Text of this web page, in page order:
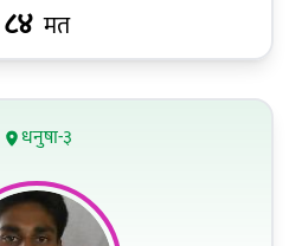
८४ मत
धनुषा-३